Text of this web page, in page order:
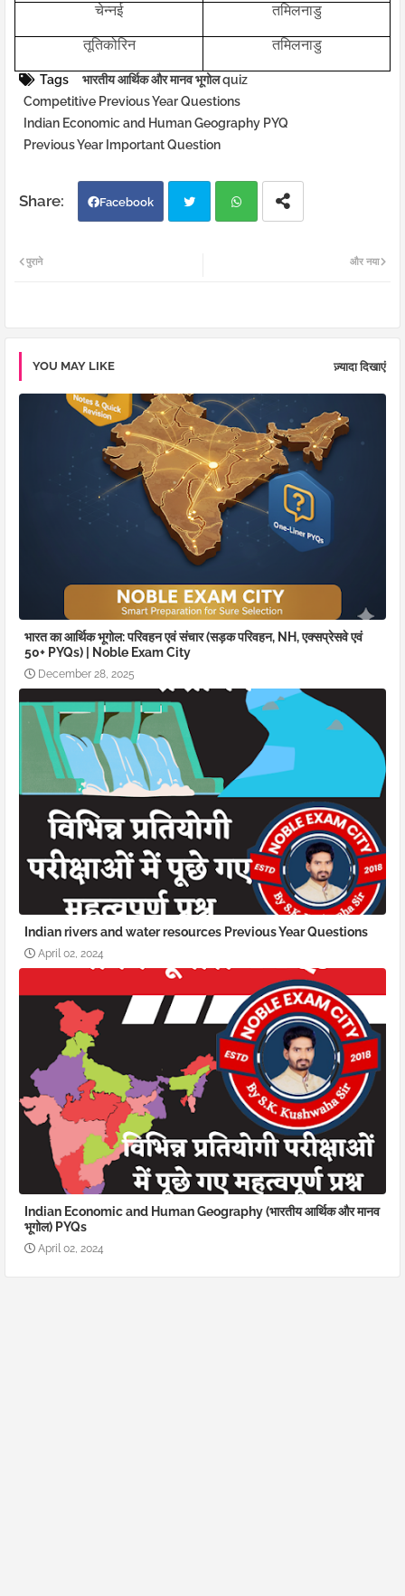
चेन्नई तमिलनाडु
तूतिकोरिन तमिलनाडु
Tags
भारतीय आर्थिक और मानव भूगोल quiz
Competitive Previous Year Questions
Indian Economic and Human Geography PYQ
Previous Year Important Question
Facebook
pp
और नया
पुराने
YOU MAY LIKE ज़्यादा दिखाएं
भारत का आर्थिक भूगोल: परिवहन एवं संचार (सड़क परिवहन, NH, एक्सप्रेसवे एवं
50+ PYQs) | Noble Exam City
December 28, 2025
Indian rivers and water resources Previous Year Questions
April 02, 2024
Indian Economic and Human Geography (भारतीय आर्थिक और मानव
भूगोल) PYQs
April 02, 2024